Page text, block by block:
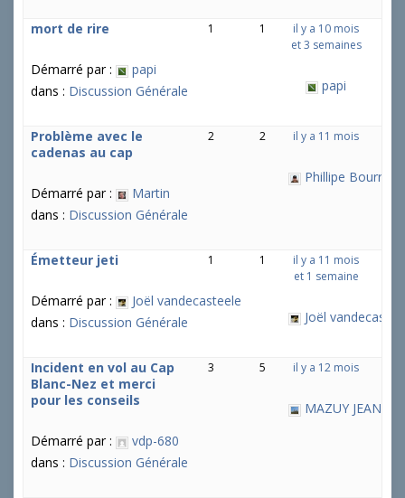
mort de rire
Démarré par :
papi
dans : Discussion Générale
1 1
il y a 10 mois
et 3 semaines
papi
Problème avec le
cadenas au cap
Démarré par :
Martin
dans : Discussion Générale
2 2 il y a 11 mois
Phillipe Bourrier
Émetteur jeti
Démarré par :
Joël vandecasteele
dans : Discussion Générale
1 1
il y a 11 mois
et 1 semaine
Joël
Incident en vol au Cap
Blanc-Nez et merci
pour les conseils
Démarré par :
vdp-680
dans : Discussion Générale
3 5 il y a 12 mois
MAZUY JEAN-